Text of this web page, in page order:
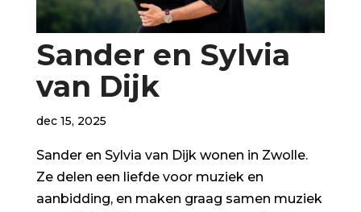
Sander en Sylvia
van Dijk
dec 15, 2025
Sander en Sylvia van Dijk wonen in Zwolle.
Ze delen een liefde voor muziek en
aanbidding, en maken graag samen muziek